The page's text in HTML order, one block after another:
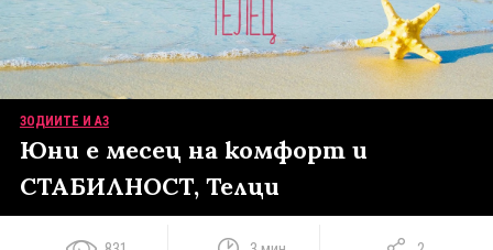
ЗОДИИТЕ И АЗ
Юни е месец на комфорт и
СТАБИЛНОСТ, Телци